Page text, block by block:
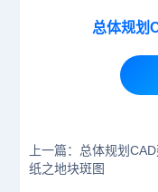
总体规划
上一篇：总体规划
纸之地块斑图